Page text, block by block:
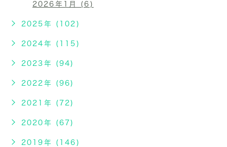
2026年1月 (6)
2025年 (102)
2024年 (115)
2023年 (94)
2022年 (96)
2021年 (72)
2020年 (67)
2019年 (146)